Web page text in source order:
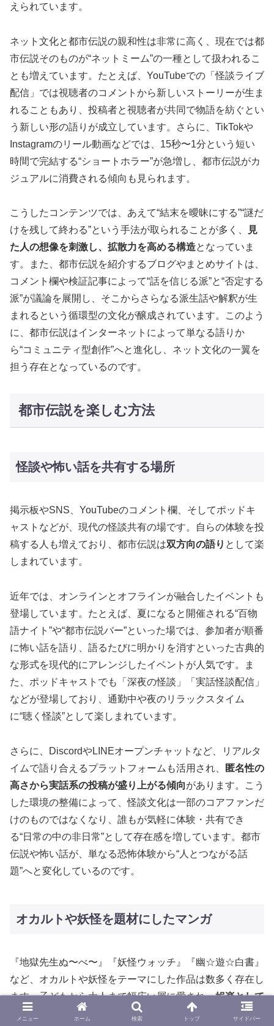
えられています。
ネット文化と都市伝説の親和性は非常に高く、現在では都
市伝説そのものが“ネットミーム”の一種として扱われるこ
とも増えています。たとえば、YouTubeでの「怪談ライブ
配信」では視聴者のコメントから新しいストーリーが生ま
れることもあり、投稿者と視聴者が共同で物語を紡ぐとい
う新しい形の語りが成立しています。さらに、TikTokや
Instagramのリール動画などでは、15秒〜1分という短い
時間で完結する“ショートホラー”が急増し、都市伝説がカ
ジュアルに消費される傾向も見られます。
こうしたコンテンツでは、あえて“結末を曖昧にする”“謎だ
けを残して終わる”という手法が取られることが多く、
見
た人の想像を刺激し、拡散力を高める構造となっていま
す。また、都市伝説を紹介するブログやまとめサイトは、
コメント欄や検証記事によって“話を信じる派”と“否定する
派”が議論を展開し、そこからさらなる派生話や解釈が生
まれるという循環型の文化が醸成されています。このよう
に、都市伝説はインターネットによって単なる語りか
ら“コミュニティ型創作”へと進化し、ネット文化の一翼を
担う存在となっているのです。
都市伝説を楽しむ方法
怪談や怖い話を共有する場所
掲示板やSNS、YouTubeのコメント欄、そしてポッドキ
ャストなどが、現代の怪談共有の場です。自らの体験を投
稿する人も増えており、都市伝説は双方向の語り として楽
しまれています。
近年では、オンラインとオフラインが融合したイベントも
登場しています。たとえば、夏になると開催される“百物
語ナイト”や“都市伝説バー”といった場では、参加者が順番
に怖い話を語り、語るたびに明かりを消すといった古典的
な形式を現代的にアレンジしたイベントが人気です。ま
た、ポッドキャストでも「深夜の怪談」「実話怪談配信」
などが登場しており、通勤中や夜のリラックスタイム
に“聴く怪談”として楽しまれています。
さらに、DiscordやLINEオープンチャットなど、リアルタ
イムで語り合えるプラットフォームも活用され、
匿名性の
高さから実話系の投稿が盛り上がる傾向があります。こう
した環境の整備によって、怪談文化は一部のコアファンだ
けのものではなくなり、誰もが気軽に体験・共有でき
る“日常の中の非日常”として存在感を増しています。都市
伝説や怖い話が、単なる恐怖体験から“人とつながる話
題”へと変化しているのです。
オカルトや妖怪を題材にしたマンガ
『地獄先生ぬ〜べ〜』『妖怪ウォッチ』『幽☆遊☆白書』
など、オカルトや妖怪をテーマにした作品は数多く存在し
ます。子どもから大人まで幅広い層に愛され、娯楽として
の都市伝説
が確立されています。
メニュー ホーム 検索 トップ サイドバー